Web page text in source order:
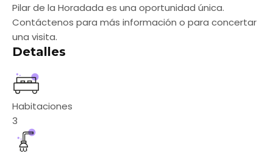
Pilar de la Horadada es una oportunidad única.
Contáctenos para más información o para concertar
una visita.
Detalles
Habitaciones
3